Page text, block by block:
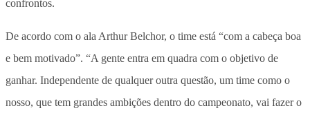
confrontos.
De acordo com o ala Arthur Belchor, o time está “com a cabeça boa
e bem motivado”. “A gente entra em quadra com o objetivo de
ganhar. Independente de qualquer outra questão, um time como o
nosso, que tem grandes ambições dentro do campeonato, vai fazer o